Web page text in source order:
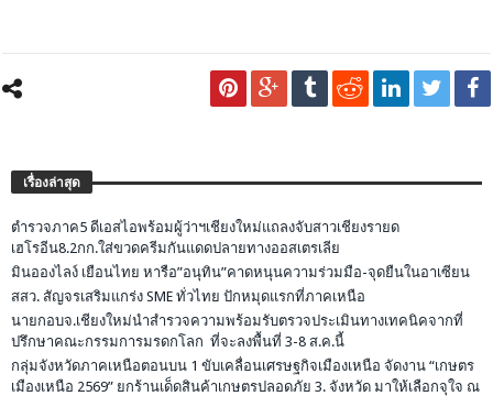
เรื่องล่าสุด
ตำรวจภาค5 ดีเอสไอพร้อมผู้ว่าฯเชียงใหม่แถลงจับสาวเชียงรายด
เฮโรอีน8.2กก.ใส่ขวดครีมกันแดดปลายทางออสเตรเลีย
มินอองไลง์ เยือนไทย หารือ”อนุทิน”คาดหนุนความร่วมมือ-จุดยืนในอาเซียน
สสว. สัญจรเสริมแกร่ง SME ทั่วไทย ปักหมุดแรกที่ภาคเหนือ
นายกอบจ.เชียงใหม่นำสำรวจความพร้อมรับตรวจประเมินทางเทคนิคจากที่
ปรึกษาคณะกรรมการมรดกโลก ที่จะลงพื้นที่ 3-8 ส.ค.นี้
กลุ่มจังหวัดภาคเหนือตอนบน 1 ขับเคลื่อนเศรษฐกิจเมืองเหนือ จัดงาน “เกษตร
เมืองเหนือ 2569” ยกร้านเด็ดสินค้าเกษตรปลอดภัย 3. จังหวัด มาให้เลือกจุใจ ณ